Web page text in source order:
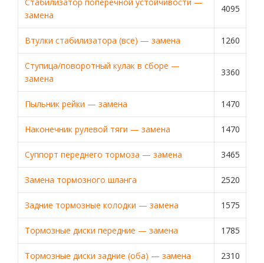
замена
4095
Втулки стабилизатора (все) — замена 1260
Ступица/поворотный кулак в сборе —
замена
3360
Пыльник рейки — замена 1470
Наконечник рулевой тяги — замена 1470
Суппорт переднего тормоза — замена 3465
Замена тормозного шланга 2520
Задние тормозные колодки — замена 1575
Тормозные диски передние — замена 1785
Тормозные диски задние (оба) — замена 2310